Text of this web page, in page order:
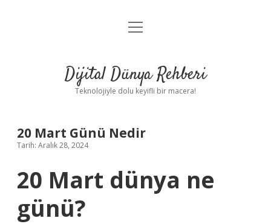
Anasayfa
Yasal Uyarı
menüyü
Dijital Dünya Rehberi
Teknolojiyle dolu keyifli bir macera!
20 Mart Günü Nedir
Tarih: Aralık 28, 2024
20 Mart dünya ne
günü?